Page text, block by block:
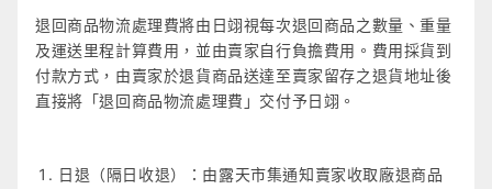
退回商品物流處理費將由日翊視每次退回商品之數量、重量
及運送里程計算費用，並由賣家自行負擔費用。費用採貨到
付款方式，由賣家於退貨商品送達至賣家留存之退貨地址後
直接將「退回商品物流處理費」交付予日翊。
日退（隔日收退）：由露天市集通知賣家收取廠退商品